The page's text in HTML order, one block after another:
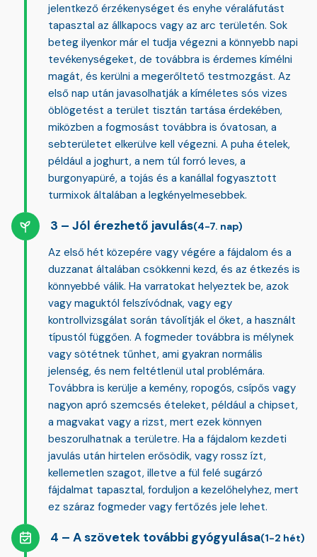
jelentkező érzékenységet és enyhe véraláfutást
tapasztal az állkapocs vagy az arc területén. Sok
beteg ilyenkor már el tudja végezni a könnyebb napi
tevékenységeket, de továbbra is érdemes kímélni
magát, és kerülni a megerőltető testmozgást. Az
első nap után javasolhatják a kíméletes sós vizes
öblögetést a terület tisztán tartása érdekében,
miközben a fogmosást továbbra is óvatosan, a
sebterületet elkerülve kell végezni. A puha ételek,
például a joghurt, a nem túl forró leves, a
burgonyapüré, a tojás és a kanállal fogyasztott
turmixok általában a legkényelmesebbek.
Jól érezhető javulás(4-7. nap)
Az első hét közepére vagy végére a fájdalom és a
duzzanat általában csökkenni kezd, és az étkezés is
könnyebbé válik. Ha varratokat helyeztek be, azok
vagy maguktól felszívódnak, vagy egy
kontrollvizsgálat során távolítják el őket, a használt
típustól függően. A fogmeder továbbra is mélynek
vagy sötétnek tűnhet, ami gyakran normális
jelenség, és nem feltétlenül utal problémára.
Továbbra is kerülje a kemény, ropogós, csípős vagy
nagyon apró szemcsés ételeket, például a chipset,
a magvakat vagy a rizst, mert ezek könnyen
beszorulhatnak a területre. Ha a fájdalom kezdeti
javulás után hirtelen erősödik, vagy rossz ízt,
kellemetlen szagot, illetve a fül felé sugárzó
fájdalmat tapasztal, forduljon a kezelőhelyhez, mert
ez száraz fogmeder vagy fertőzés jele lehet.
A szövetek további gyógyulása(1-2 hét)